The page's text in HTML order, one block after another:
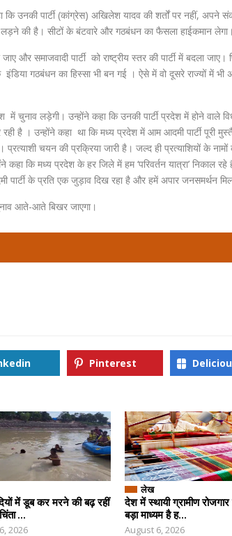
उनकी पार्टी (कांग्रेस) अखिलेश यादव की शर्तों पर नहीं, अपने
की है। सीटों के बंटवारे और गठबंधन का फैसला हाईकमान
और समाजवादी पार्टी को राष्ट्रीय स्तर की पार्टी में बदला जाए।
गठबंधन का हिस्सा भी बन गई । ऐसे में वो दूसरे राज्यों में भी
लड़ेगी। उन्होंने कहा कि उनकी पार्टी प्रदेश में होने वाले
है । उन्होंने कहा था कि मध्य प्रदेश में आम आदमी पार्टी पूरी
चयन की प्रक्रिया जारी है। जल्द ही प्रत्याशियों के नामों
कहा कि मध्य प्रदेश के हर जिले में हम ‘परिवर्तन यात्रा’ निकाल रहे
पार्टी के प्रति एक जुड़ाव दिख रहा है और हमें अपार जनसमर्थन
आते-आते बिखर जाएगा।
Pinterest
में डूब कर मरने की बढ़ रहीं
...
2026
लेख
देश में स्थायी ग्रामीण
बड़ा माध्‍यम है ह...
August 6, 2026